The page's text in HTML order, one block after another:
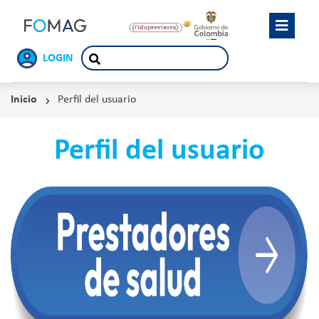
LOGIN
Inicio Perfil del usuario
Perfil del usuario